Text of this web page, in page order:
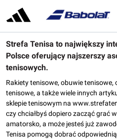
Strefa Tenisa to największy
Polsce oferujący najszerszy
tenisowych.
Rakiety tenisowe, obuwie
tenisowe, a także wiele innych
sklepie tenisowym na
czy chciałbyś dopiero zacząć grać
amatorsko, a może jesteś już
Tenisa pomogą dobrać